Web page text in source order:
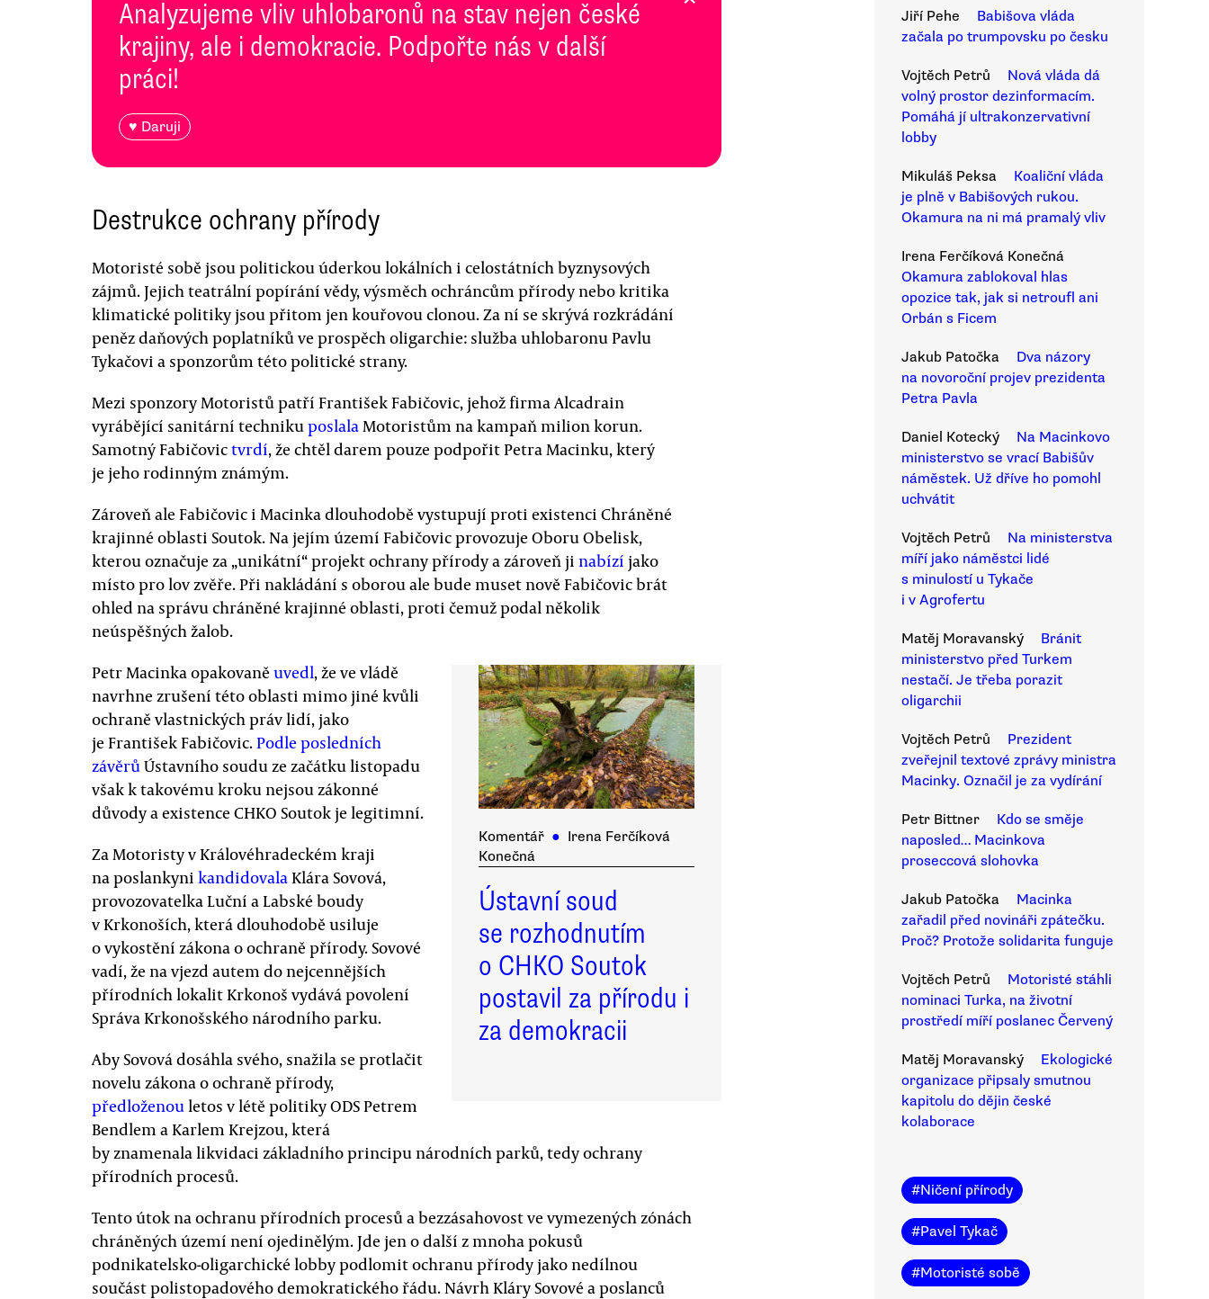
Analyzujeme vliv uhlobaronů na stav nejen české
krajiny, ale i demokracie. Podpořte nás v další
práci!
♥ Daruji
Destrukce ochrany přírody
Motoristé sobě jsou politickou úderkou lokálních i celostátních byznysových
zájmů. Jejich teatrální popírání vědy, výsměch ochráncům přírody nebo kritika
klimatické politiky jsou přitom jen kouřovou clonou. Za ní se skrývá rozkrádání
peněz daňových poplatníků ve prospěch oligarchie: služba uhlobaronu Pavlu
Tykačovi a sponzorům této politické strany.
Mezi sponzory Motoristů patří František Fabičovic, jehož firma Alcadrain
vyrábějící sanitární technikuposlalaMotoristům na kampaň milion korun.
Samotný Fabičovictvrdí, že chtěl darem pouze podpořit Petra Macinku, který
je jeho rodinným známým.
Zároveň ale Fabičovic i Macinka dlouhodobě vystupují proti existenci Chráněné
krajinné oblasti Soutok. Na jejím území Fabičovic provozuje Oboru Obelisk,
kterou označuje za „unikátní“ projekt ochrany přírody a zároveň ji nabízí jako
místo pro lov zvěře. Při nakládání s oborou ale bude muset nově Fabičovic brát
ohled na správu chráněné krajinné oblasti, proti čemuž podal několik
neúspěšných žalob.
Komentář ● Irena Ferčíková
Konečná
Ústavní soud
se rozhodnutím
o CHKO Soutok
postavil za přírodu i
za demokracii
Petr Macinka opakovaněuvedl, že ve vládě
navrhne zrušení této oblasti mimo jiné kvůli
ochraně vlastnických práv lidí, jako
je František Fabičovic.Podle posledních
závěrůÚstavního soudu ze začátku listopadu
však k takovému kroku nejsou zákonné
důvody a existence CHKO Soutok je legitimní.
Za Motoristy v Královéhradeckém kraji
na poslankyni kandidovalaKlára Sovová,
provozovatelka Luční a Labské boudy
v Krkonoších, která dlouhodobě usiluje
o vykostění zákona o ochraně přírody. Sovové
vadí, že na vjezd autem do nejcennějších
přírodních lokalit Krkonoš vydává povolení
Správa Krkonošského národního parku.
Aby Sovová dosáhla svého, snažila se protlačit
novelu zákona o ochraně přírody,
předloženouletos v létě politiky ODS Petrem
Bendlem a Karlem Krejzou, která
by znamenala likvidaci základního principu národních parků, tedy ochrany
přírodních procesů.
Tento útok na ochranu přírodních procesů a bezzásahovost ve vymezených zónách
chráněných území není ojedinělým. Jde jen o další z mnoha pokusů
podnikatelsko-oligarchické lobby podlomit ochranu přírody jako nedílnou
součást polistopadového demokratického řádu. Návrh Kláry Sovové a poslanců
Jiří Pehe
Babišova vláda
začala po trumpovsku po česku
Vojtěch Petrů
Nová vláda dá
volný prostor dezinformacím.
Pomáhá jí ultrakonzervativní
lobby
Mikuláš Peksa
Koaliční vláda
je plně v Babišových rukou.
Okamura na ni má pramalý vliv
Irena Ferčíková Konečná
Okamura zablokoval hlas
opozice tak, jak si netroufl ani
Orbán s Ficem
Jakub Patočka
Dva názory
na novoroční projev prezidenta
Petra Pavla
Daniel Kotecký
Na Macinkovo
ministerstvo se vrací Babišův
náměstek. Už dříve ho pomohl
uchvátit
Vojtěch Petrů
Na ministerstva
míří jako náměstci lidé
s minulostí u Tykače
i v Agrofertu
Matěj Moravanský
Bránit
ministerstvo před Turkem
nestačí. Je třeba porazit
oligarchii
Vojtěch Petrů
Prezident
zveřejnil textové zprávy ministra
Macinky. Označil je za vydírání
Petr Bittner
Kdo se směje
naposled… Macinkova
proseccová slohovka
Jakub Patočka
Macinka
zařadil před novináři zpátečku.
Proč? Protože solidarita funguje
Vojtěch Petrů
Motoristé stáhli
nominaci Turka, na životní
prostředí míří poslanec Červený
Matěj Moravanský
Ekologické
organizace připsaly smutnou
kapitolu do dějin české
kolaborace
#Ničení přírody
#Pavel Tykač
#Motoristé sobě